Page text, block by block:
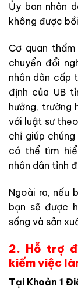
Ủy ban nhân
không được
Cơ quan
chuyển đổi
nhân dân cấp
định của UB
hưởng, trường
với luật sư
chỉ giúp
có thể tìm
nhân dân tỉnh
Ngoài ra, nếu
bạn sẽ được
sống và sản
2. Hỗ trợ
kiếm việc
Tại Khoản 1